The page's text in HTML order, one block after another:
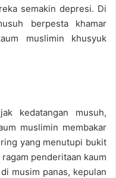
semakin depresi. Di
berpesta khamar
muslimin khusyuk
kedatangan musuh,
muslimin membakar
yang menutupi bukit
penderitaan kaum
musim panas, kepulan